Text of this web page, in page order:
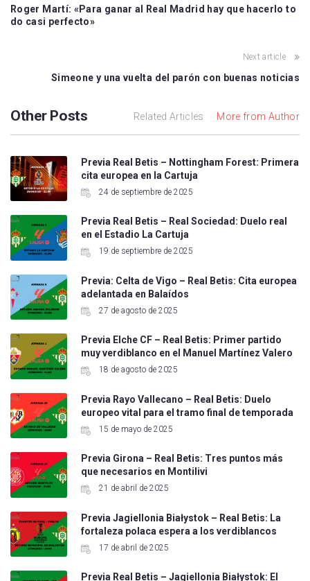
Roger Martí: «Para ganar al Real Madrid hay que hacerlo to
do casi perfecto»
Next article
Simeone y una vuelta del parón con buenas noticias
Other Posts Related Articles More from Author
Previa Real Betis – Nottingham Forest: Primera
cita europea en la Cartuja
24 de septiembre de 2025
Previa Real Betis – Real Sociedad: Duelo real
en el Estadio La Cartuja
19 de septiembre de 2025
Previa: Celta de Vigo – Real Betis: Cita europea
adelantada en Balaídos
27 de agosto de 2025
Previa Elche CF – Real Betis: Primer partido
muy verdiblanco en el Manuel Martínez Valero
18 de agosto de 2025
Previa Rayo Vallecano – Real Betis: Duelo
europeo vital para el tramo final de temporada
15 de mayo de 2025
Previa Girona – Real Betis: Tres puntos más
que necesarios en Montilivi
21 de abril de 2025
Previa Jagiellonia Białystok – Real Betis: La
fortaleza polaca espera a los verdiblancos
17 de abril de 2025
Previa Real Betis – Jagiellonia Białystok: El